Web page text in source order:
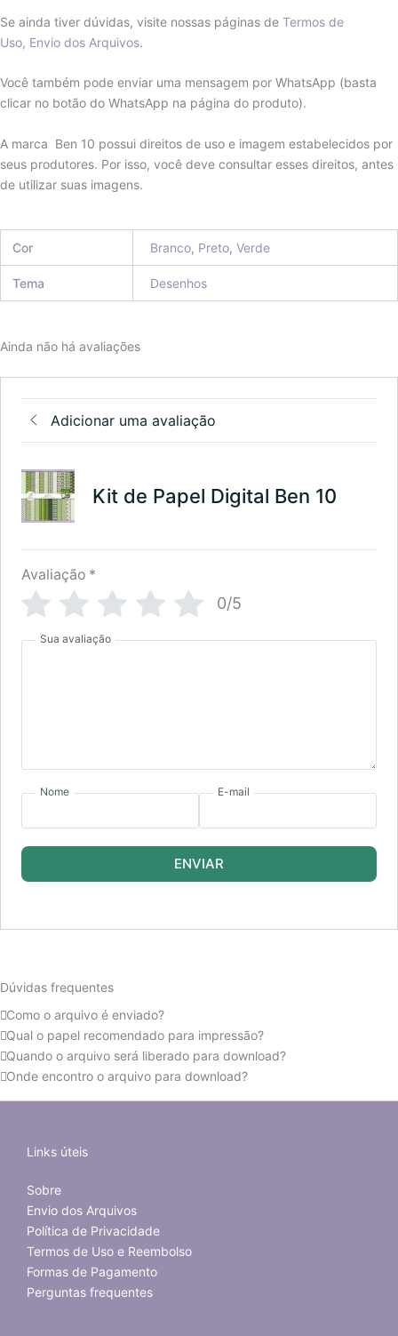
Se ainda tiver dúvidas, visite nossas páginas de Termos de
Uso, Envio dos Arquivos.
Você também pode enviar uma mensagem por WhatsApp (basta
clicar no botão do WhatsApp na página do produto).
A marca Ben 10 possui direitos de uso e imagem estabelecidos por
seus produtores. Por isso, você deve consultar esses direitos, antes
de utilizar suas imagens.
Cor Branco, Preto, Verde
Tema Desenhos
Ainda não há avaliações
Adicionar uma avaliação
Kit de Papel Digital Ben 10
Avaliação *
0/5
Sua avaliação
Nome E-mail
ENVIAR
Dúvidas frequentes
Como o arquivo é enviado?
Qual o papel recomendado para impressão?
Quando o arquivo será liberado para download?
Onde encontro o arquivo para download?
Links úteis
Sobre
Envio dos Arquivos
Política de Privacidade
Termos de Uso e Reembolso
Formas de Pagamento
Perguntas frequentes